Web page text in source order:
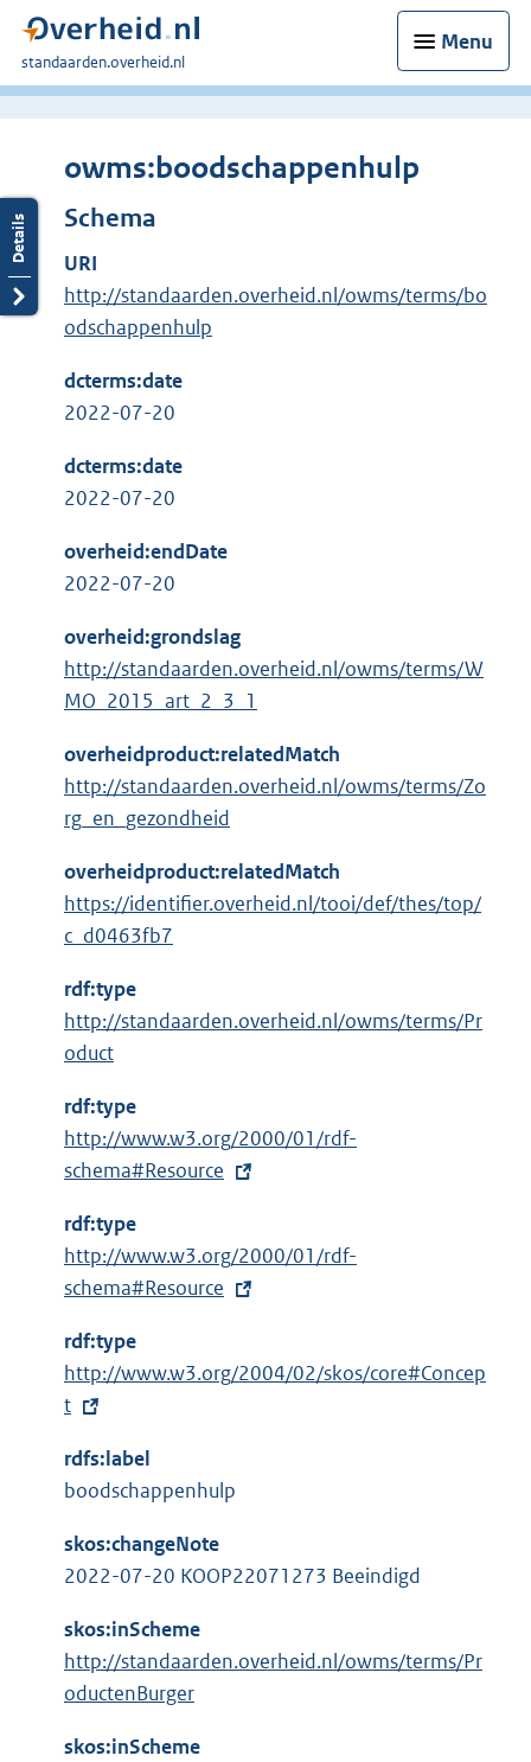
Menu
U
bent
standaarden.overheid.nl
owms:boodschappenhulp
Schema
URI
http://standaarden.overheid.nl/owms/terms/bo
odschappenhulp
dcterms:date
2022-07-20
dcterms:date
2022-07-20
overheid:endDate
2022-07-20
overheid:grondslag
http://standaarden.overheid.nl/owms/terms/W
MO_2015_art_2_3_1
overheidproduct:relatedMatch
http://standaarden.overheid.nl/owms/terms/Zo
rg_en_gezondheid
overheidproduct:relatedMatch
https://identifier.overheid.nl/tooi/def/thes/top/
c_d0463fb7
rdf:type
http://standaarden.overheid.nl/owms/terms/Pr
oduct
rdf:type
E
x
e
r
n
l
i
k
:
http://www.w3.org/2000/01/rdf-
schema#Resource
rdf:type
E
x
e
r
n
l
n
k
http://www.w3.org/2000/01/rdf-
schema#Resource
rdf:type
E
x
e
r
n
e
i
n
k
http://www.w3.org/2004/02/skos/core#Concep
t
rdfs:label
boodschappenhulp
skos:changeNote
2022-07-20 KOOP22071273 Beeindigd
skos:inScheme
http://standaarden.overheid.nl/owms/terms/Pr
oductenBurger
skos:inScheme